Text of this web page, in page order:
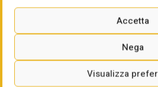
Accetta
Nega
Visualizza